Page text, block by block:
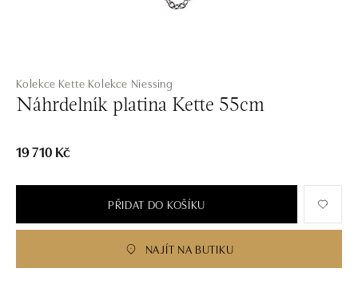
Kolekce Kette Kolekce Niessing
Náhrdelník platina Kette 55cm
19 710 Kč
PŘIDAT DO KOŠÍKU
NAJÍT NA BUTIKU